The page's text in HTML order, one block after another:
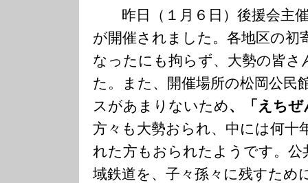
昨日（１月６日）後援会主
が開催されました。各地区の初
なったにも拘らず、大勢の皆さ
た。また、開催場所の松岡公民
スがあまりないため、「えちぜ
方々も大勢おられ、中には何十
れた方もおられたようです。公
域鉄道を、子々孫々に残すため